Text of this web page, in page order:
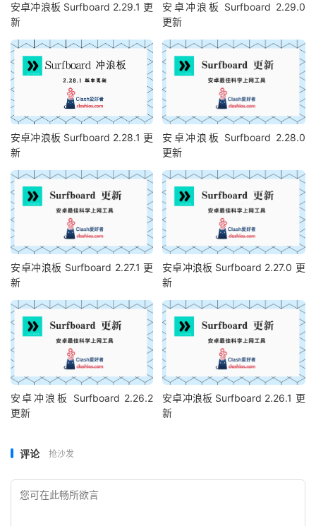
安卓冲浪板 Surfboard 2.29.1 更
新
安卓冲浪板 Surfboard 2.29.0
更新
安卓冲浪板 Surfboard 2.28.1 更
新
安卓冲浪板 Surfboard 2.28.0
更新
安卓冲浪板 Surfboard 2.27.1 更
新
安卓冲浪板 Surfboard 2.27.0 更
新
安卓冲浪板 Surfboard 2.26.2
更新
安卓冲浪板 Surfboard 2.26.1 更
新
评论 抢沙发